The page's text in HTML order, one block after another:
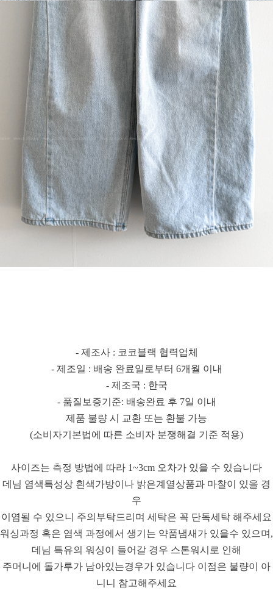
- 제조사 : 코코블랙 협력업체
- 제조일 : 배송 완료일로부터 6개월 이내
- 제조국 : 한국
- 품질보증기준: 배송완료 후 7일 이내
제품 불량 시 교환 또는 환불 가능
(소비자기본법에 따른 소비자 분쟁해결 기준 적용)
사이즈는 측정 방법에 따라 1~3cm 오차가 있을 수 있습니다
데님 염색특성상 흰색가방이나 밝은계열상품과 마찰이 있을 경
우
이염될 수 있으니 주의부탁드리며 세탁은 꼭 단독세탁 해주세요
워싱과정 혹은 염색 과정에서 생기는 약품냄새가 있을수 있으며,
데님 특유의 워싱이 들어갈 경우 스톤워시로 인해
주머니에 돌가루가 남아있는경우가 있습니다 이점은 불량이 아
니니 참고해주세요